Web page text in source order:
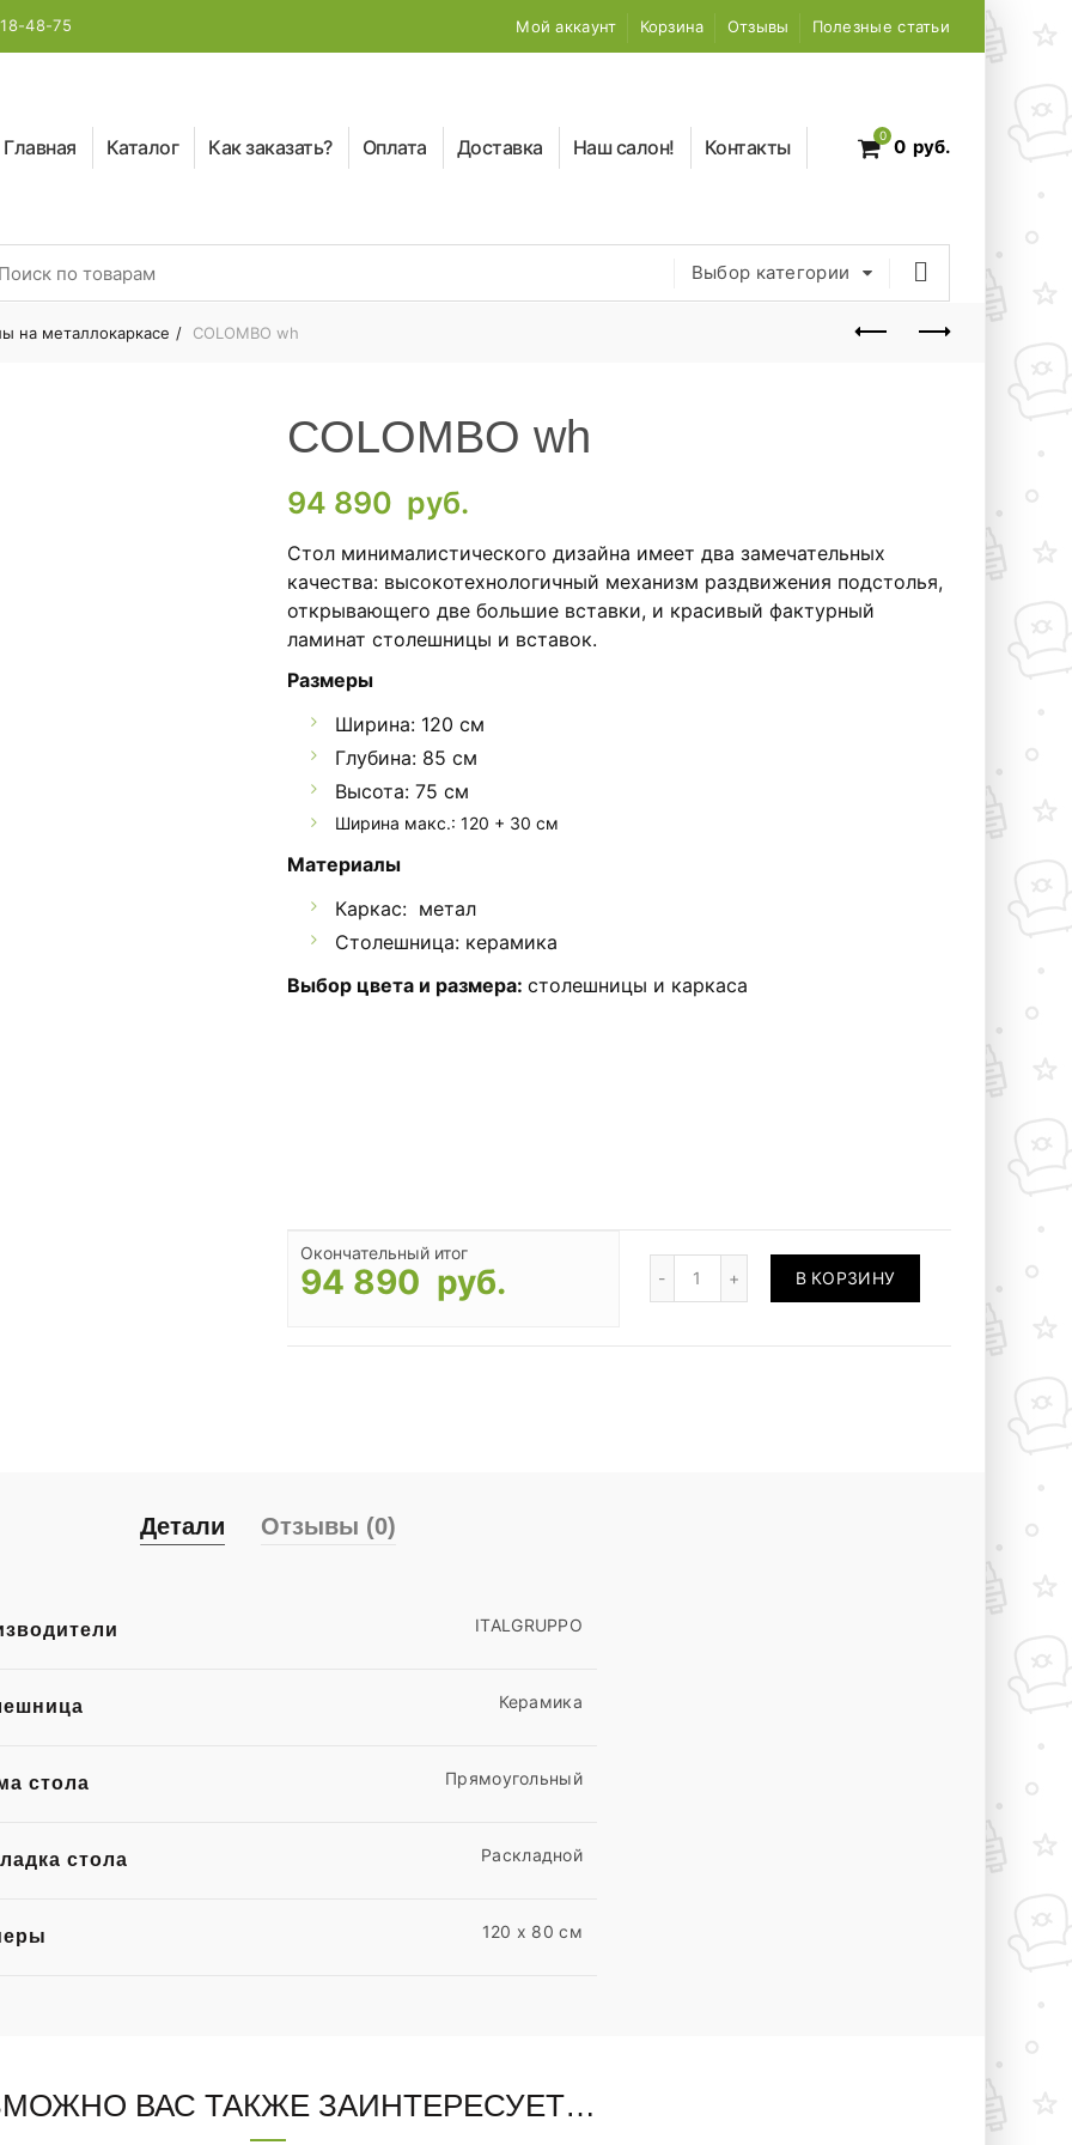
48-75 Мой аккаунт Корзина Отзывы Полезные статьи
Главная Каталог Как заказать? Оплата Доставка Наш салон! Контакты 0 0 руб.
Выбор категории
на металлокаркасе COLOMBO wh
COLOMBO wh
94 890 руб.
Стол минималистического дизайна имеет два замечательных
качества: высокотехнологичный механизм раздвижения подстолья,
открывающего две большие вставки, и красивый фактурный
ламинат столешницы и вставок.
Размеры
Ширина: 120 см
Глубина: 85 см
Высота: 75 см
Ширина макс.: 120 + 30 см
Материалы
Каркас: метал
Столешница: керамика
Выбор цвета и размера: столешницы и каркаса
Окончательный итог
94 890 руб. В КОРЗИНУ
Детали Отзывы (0)
ITALGRUPPO
Керамика
стола Прямоугольный
стола Раскладной
120 x 80 см
ВАС ТАКЖЕ ЗАИНТЕРЕСУЕТ…